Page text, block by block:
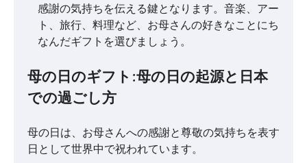
感謝の気持ちを伝える鍵となります。音楽、アー
ト、旅行、料理など、お母さんの好きなことにち
なんだギフトを選びましょう。
母の日のギフト:母の日の起源と日本
での過ごし方
母の日は、お母さんへの感謝と尊敬の気持ちを表す
日として世界中で祝われています。